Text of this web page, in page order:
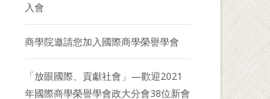
入會
商學院邀請您加入國際商學榮譽學會
「放眼國際、貢獻社會」—歡迎2021
年國際商學榮譽學會政大分會38位新會